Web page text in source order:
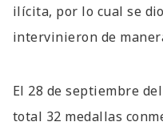
ilícita, por lo cual se
intervinieron de
El 28 de septiembre
total 32 medallas